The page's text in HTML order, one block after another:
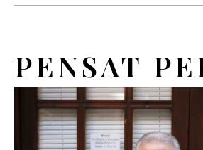
PENSAT